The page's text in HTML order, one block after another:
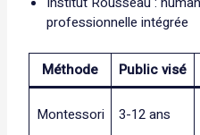
professionnelle intégrée
Méthode Public visé
Montessori 3-12 ans